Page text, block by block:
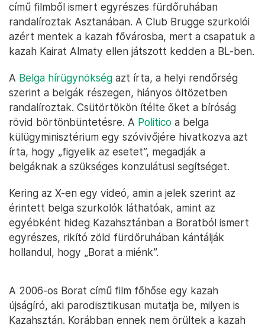
című filmből ismert egyrészes fürdőruhában
randalíroztak Asztanában. A Club Brugge szurkolói
azért mentek a kazah fővárosba, mert a csapatuk a
kazah Kairat Almaty ellen játszott kedden a BL-ben.
A Belga hírügynökség azt írta, a helyi rendőrség
szerint a belgák részegen, hiányos öltözetben
randalíroztak. Csütörtökön ítélte őket a bíróság
rövid börtönbüntetésre. A Politico a belga
külügyminisztérium egy szóvivőjére hivatkozva azt
írta, hogy „figyelik az esetet”, megadják a
belgáknak a szükséges konzulátusi segítséget.
Kering az X-en egy videó, amin a jelek szerint az
érintett belga szurkolók láthatóak, amint az
egyébként hideg Kazahsztánban a Boratból ismert
egyrészes, rikító zöld fürdőruhában kántálják
hollandul, hogy „Borat a miénk”.
A 2006-os Borat című film főhőse egy kazah
újságíró, aki parodisztikusan mutatja be, milyen is
Kazahsztán. Korábban ennek nem örültek a kazah